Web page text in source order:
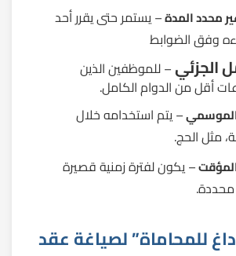
محدد المدة– يستمر حتى يقرر أحد
وفق الضوابط
الجزئي– للموظفين الذين
أقل من الدوام الكامل.
– يتم استخدامه خلال
مثل الحج.
– يكون لفترة زمنية قصيرة
محددة.
للمحاماة” لصياغة عقد